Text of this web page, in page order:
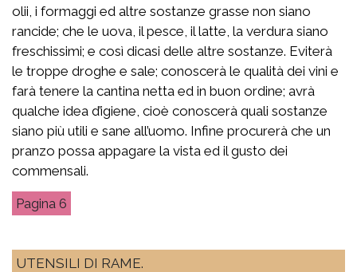
olii, i formaggi ed altre sostanze grasse non siano
rancide; che le uova, il pesce, il latte, la verdura siano
freschissimi; e così dicasi delle altre sostanze. Eviterà
le troppe droghe e sale; conoscerà le qualità dei vini e
farà tenere la cantina netta ed in buon ordine; avrà
qualche idea d’igiene, cioè conoscerà quali sostanze
siano più utili e sane all’uomo. Infine procurerà che un
pranzo possa appagare la vista ed il gusto dei
commensali.
6
UTENSILI DI RAME.